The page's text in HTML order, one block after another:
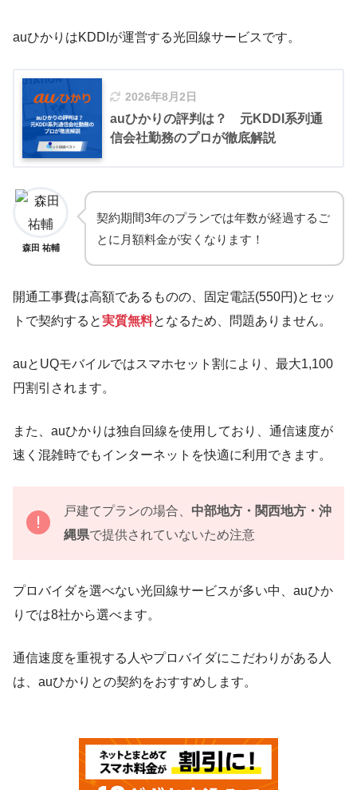
auひかりはKDDIが運営する光回線サービスです。
2026年8月2日
auひかりの評判は？ 元KDDI系列通
信会社勤務のプロが徹底解説
森田 祐輔
契約期間3年のプランでは年数が経過するご
とに月額料金が安くなります！
開通工事費は高額であるものの、固定電話(550円)とセッ
トで契約すると実質無料となるため、問題ありません。
auとUQモバイルではスマホセット割により、最大1,100
円割引されます。
また、auひかりは独自回線を使用しており、通信速度が
速く混雑時でもインターネットを快適に利用できます。
戸建てプランの場合、 中部地方・関西地方・沖
縄県で提供されていないため注意
プロバイダを選べない光回線サービスが多い中、auひか
りでは8社から選べます。
通信速度を重視する人やプロバイダにこだわりがある人
は、auひかりとの契約をおすすめします。